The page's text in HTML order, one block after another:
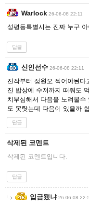
Warlock 26-06-08 22:11
성평등특별시는 진짜 누구
답글
신인선수 26-06-08 22:11
진작부터 정원오 찍어야된
진 밥상에 수저까지 떠줘도
치부심해서 다음을 노려볼
도 못탓는데 다음이 있을까
답글
삭제된 코멘트
삭제된 코멘트입니다.
답글
입금됐냐 26-06-08